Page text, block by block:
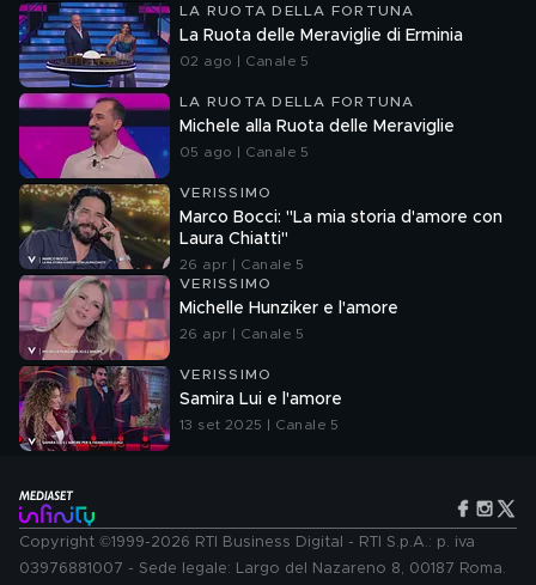
LA RUOTA DELLA FORTUNA
La Ruota delle Meraviglie di Erminia
02 ago | Canale 5
LA RUOTA DELLA FORTUNA
Michele alla Ruota delle Meraviglie
05 ago | Canale 5
VERISSIMO
Marco Bocci: "La mia storia d'amore con
Laura Chiatti"
26 apr | Canale 5
VERISSIMO
Michelle Hunziker e l'amore
26 apr | Canale 5
VERISSIMO
Samira Lui e l'amore
13 set 2025 | Canale 5
Copyright ©1999-2026 RTI Business Digital - RTI S.p.A.: p. iva
03976881007 - Sede legale: Largo del Nazareno 8, 00187 Roma.